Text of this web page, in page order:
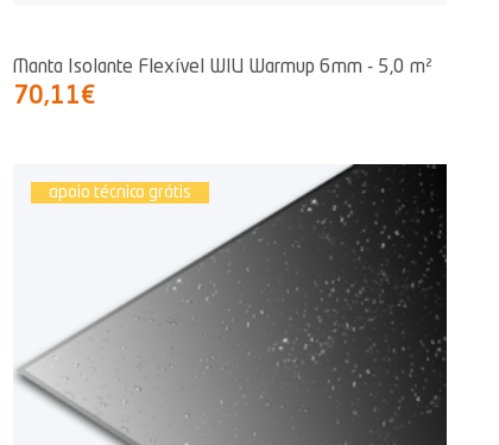
Manta Isolante Flexível WIU Warmup 6mm - 5,0 m²
70,11€
apoio técnico grátis